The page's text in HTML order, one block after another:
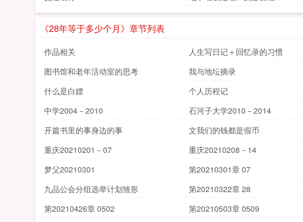
《28年等于多少个月》章节列表
作品相关 人生写日记＋回忆录的习惯
图书馆和老年活动室的思考
我与地坛摘录
什么是白嫖 个人历程记
中学2004－2010
石河子大学2010－2014
开篇书里的事身边的事
文我们的钱都是假币
重庆20210201－07
重庆20210208－14
梦父20210301
第20210301章 07
九品公会分组选举计划雏形
第20210322章 28
第20210426章 0502
第20210503章 0509